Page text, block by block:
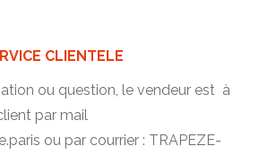
CLIENTELE
ou question, le vendeur est à
par mail
ou par courrier : TRAPEZE-